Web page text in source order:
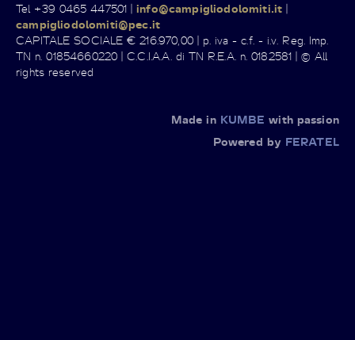
Tel +39 0465 447501 |info@campigliodolomiti.it |
campigliodolomiti@pec.it
CAPITALE SOCIALE € 216.970,00 | p. iva - c.f. - i.v. Reg. Imp.
TN n. 01854660220 | C.C.I.A.A. di TN R.E.A. n. 0182581 | © All
rights reserved
Made in KUMBE with passion
Powered by FERATEL